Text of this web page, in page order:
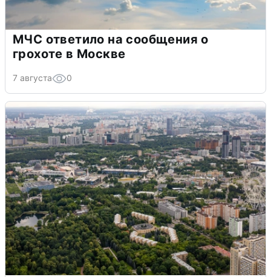
МЧС ответило на сообщения о
грохоте в Москве
7 августа 0